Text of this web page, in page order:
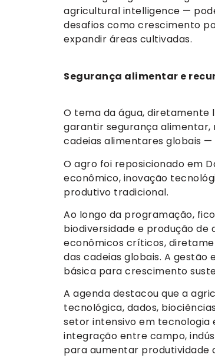
agricultural intelligence —
desafios como crescimento
expandir áreas cultivadas.
Segurança alimentar e
O tema da água,
garantir segurança alimentar,
cadeias alimentares globais
O agro foi reposicionado em
econômico, inovação
produtivo tradicional.
Ao longo da programação,
biodiversidade e produção
econômicos críticos,
das cadeias globais. A
básica para crescimento
A agenda destacou que a
tecnológica, dados,
setor intensivo em tecnologia
integração entre campo,
para aumentar